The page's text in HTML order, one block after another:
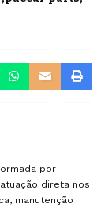
por
direta nos
manutenção